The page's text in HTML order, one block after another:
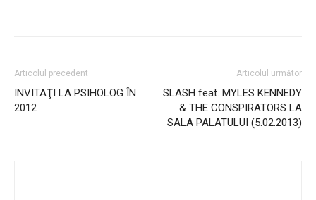
Articolul precedent
INVITAŢI LA PSIHOLOG ÎN
2012
Articolul următor
SLASH feat. MYLES KENNEDY
& THE CONSPIRATORS LA
SALA PALATULUI (5.02.2013)